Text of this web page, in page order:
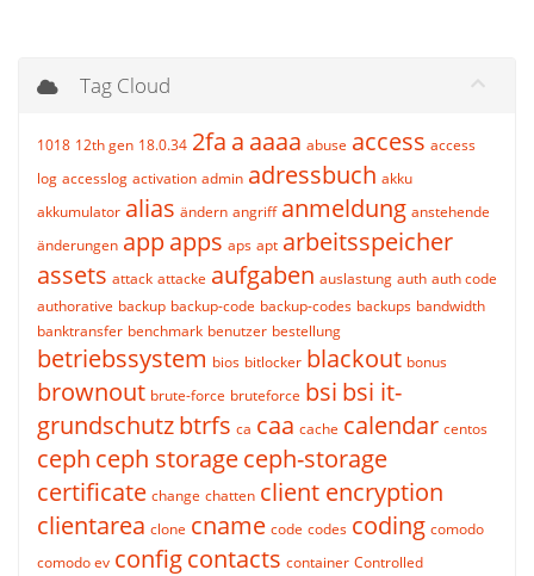
Tag Cloud
1018 12th gen 18.0.34 2fa a aaaa abuse access access
log accesslog activation admin adressbuch akku
akkumulator alias ändern angriff anmeldung anstehende
änderungen appapps aps apt arbeitsspeicher
assets attack attacke aufgaben auslastung auth auth code
authorative backup backup-code backup-codes backups bandwidth
banktransfer benchmark benutzer bestellung
betriebssystem bios bitlocker blackout bonus
brownout brute-force bruteforce bsi bsi it-
grundschutzbtrfs ca caa cache calendar centos
ceph ceph storageceph-storage
certificate change chatten client encryption
clientarea clone cname code codes coding comodo
comodo ev configcontacts container Controlled